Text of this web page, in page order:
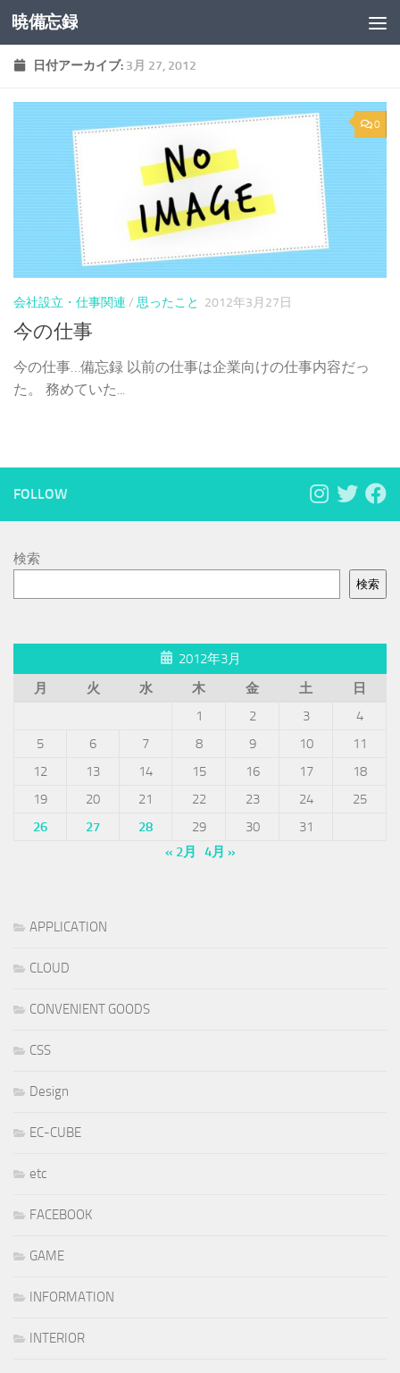
コンテンツへスキップ
暁備忘録
日付アーカイブ: 3月 27, 2012
0
会社設立・仕事関連 / 思ったこと 2012年3月27日
今の仕事
今の仕事…備忘録 以前の仕事は企業向けの仕事内容だっ
た。 務めていた...
FOLLOW
検索
検索
2012年3月
月
火 水 木 金 土
日
1
2 3
4
5
6 7 8 9 10
11
12
13 14 15 16 17
18
19
20 21 22 23 24
25
26
27 28 29 30
31
« 2月
4月 »
APPLICATION
CLOUD
CONVENIENT GOODS
CSS
Design
EC-CUBE
etc
FACEBOOK
GAME
INFORMATION
INTERIOR